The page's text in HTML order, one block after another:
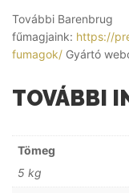
További Barenbrug
fűmagjaink: https://
fumagok/ Gyártó
TOVÁBBI
Tömeg
5 kg